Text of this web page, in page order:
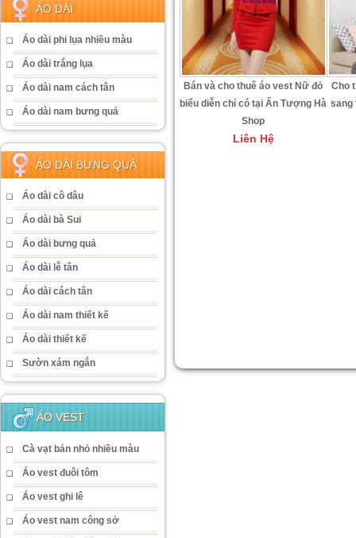
ÁO DÀI
Áo dài phi lụa nhiều màu
Áo dài trắng lụa
Áo dài nam cách tân
Áo dài nam bưng quả
ÁO DÀI BƯNG QUẢ
Áo dài cô dâu
Áo dài bà Sui
Áo dài bưng quả
Áo dài lễ tân
Áo dài cách tân
Áo dài nam thiết kế
Áo dài thiết kế
Sườn xám ngắn
ÁO VEST
Cà vạt bản nhỏ nhiều màu
Áo vest đuôi tôm
Áo vest ghi lê
Áo vest nam công sở
Bán và cho thuê áo vest Nữ đỏ
biểu diễn chỉ có tại Ấn Tượng Hà
Shop
Liên Hệ
Cho
sang